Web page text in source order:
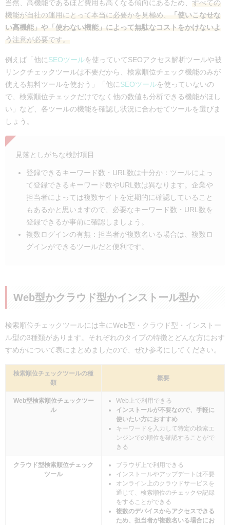
当然、高機能であるほど費用も高くなる傾向にあるため、 すべての
機能が自社の運用にとって本当に必要かを見極め、
「使いこなせな
い高機能」や「使わない機能」によって無駄なコストをかけないよ
う注意が必要です。
例えば「他にSEOツールを使っていてSEOアクセス解析ツールや被
リンクチェックツールは不要だから、検索順位チェック機能のみが
使える無料ツールを使おう」「他にSEOツールを使っていないの
で、検索順位チェックだけでなく他の数値も分析できる機能がほし
い」など、各ツールの機能を確認し状況に合わせてツールを選びま
しょう。
見落としがちな検討項目
登録できるキーワード数・URL数は十分か：ツールによっ
て登録できるキーワード数やURL数は異なります。企業や
担当者によっては複数サイトを定期的に確認していること
もあるかと思いますので、必要なキーワード数・URL数を
登録できるか事前に確認しましょう。
複数ログインの有無：担当者が複数名いる場合は、複数ロ
グインができるツールだと便利です。
Web型かクラウド型かインストール型か
検索順位チェックツールには主にWeb型・クラウド型・インストー
ル型の3種類があります。それぞれのタイプの特徴とどんな方におす
すめかについて表にまとめましたので、ぜひ参考にしてください。
検索順位チェックツールの種
類
概要
Web型検索順位チェックツー
ル
Web上で利用できる
インストールが不要なので、手軽に
使いたい方におすすめ
キーワードを入力して特定の検索エ
ンジンでの順位を確認することがで
きる
クラウド型検索順位チェック
ツール
ブラウザ上で利用できる
インストールやアップデートは不要
オンライン上のクラウドサービスを
通じて、検索順位のチェックや記録
をすることができる
複数のデバイスからアクセスできる
ため、担当者が複数名いる場合にお